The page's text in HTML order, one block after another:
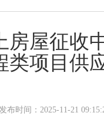
房屋征收
类项目供
布时间：2025-11-21